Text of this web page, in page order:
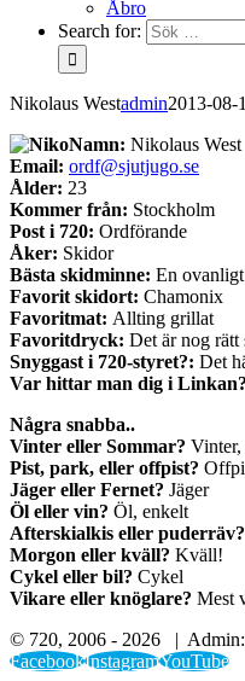
Åbro
Search for:
Nikolaus Westadmin2013-08-
Namn: Nikolaus West
Email: ordf@sjutjugo.se
Ålder: 23
Kommer från: Stockholm
Post i 720: Ordförande
Åker: Skidor
Bästa skidminne: En
Favorit skidort: Chamonix
Favoritmat: Allting grillat
Favoritdryck: Det är nog rätt
Snyggast i 720-styret?: Det
Var hittar man dig i Linkan?
Några snabba..
Vinter eller Sommar? Vinter,
Pist, park, eller offpist?
Jäger eller Fernet? Jäger
Öl eller vin? Öl, enkelt
Afterskialkis eller puderräv?
Morgon eller kväll? Kväll!
Cykel eller bil? Cykel
Vikare eller knöglare? Mest
© 720, 2006 - 2026 | Admin:
FacebookInstagramYouTube